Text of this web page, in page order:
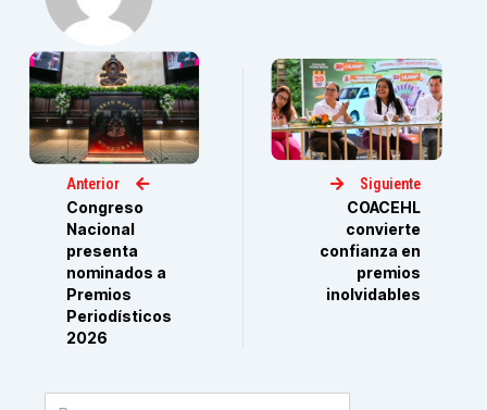
Anterior
Congreso
Nacional
presenta
nominados a
Premios
Periodísticos
2026
Siguiente
COACEHL
convierte
confianza en
premios
inolvidables